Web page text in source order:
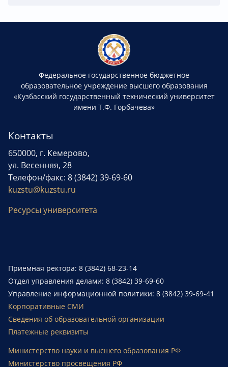
Федеральное государственное бюджетное
образовательное учреждение высшего образования
«Кузбасский государственный технический университет
имени Т.Ф. Горбачева»
Контакты
650000, г. Кемерово,
ул. Весенняя, 28
Телефон/факс: 8 (3842) 39-69-60
kuzstu@kuzstu.ru
Ресурсы университета
Приемная ректора: 8 (3842) 68-23-14
Отдел управления делами: 8 (3842) 39-69-60
Управление информационной политики: 8 (3842) 39-69-41
Корпоративные СМИ
Сведения об образовательной организации
Платежные реквизиты
Министерство науки и высшего образования РФ
Министерство просвещения РФ